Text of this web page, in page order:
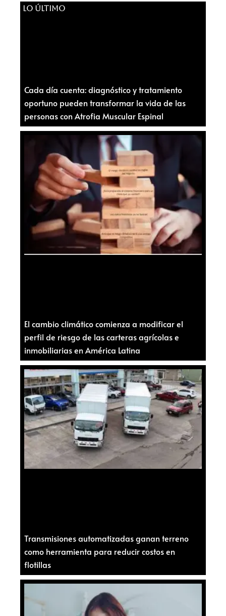
LO ÚLTIMO
Cada día cuenta: diagnóstico y tratamiento
oportuno pueden transformar la vida de las
personas con Atrofia Muscular Espinal
El cambio climático comienza a modificar el
perfil de riesgo de las carteras agrícolas e
inmobiliarias en América Latina
Transmisiones automatizadas ganan terreno
como herramienta para reducir costos en
flotillas